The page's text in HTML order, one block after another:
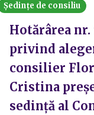
Ședințe de consiliu
Hotărârea nr.
privind
consilier
Cristina
sedință al